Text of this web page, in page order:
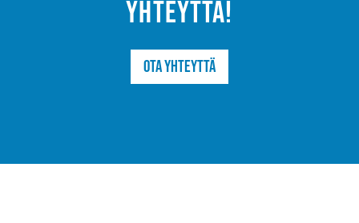
yhteyttä!
Ota yhteyttä